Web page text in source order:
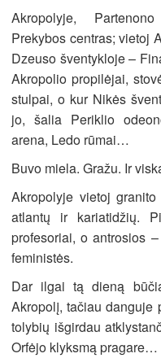
Akropolyje,
Prekybos centras; vietoj
Dzeuso šventykloje –
Akropolio propilėjai,
stulpai, o kur Nikės
jo, šalia Periklio
arena, Ledo rūmai…
Buvo miela. Gražu. Ir
Akropolyje vietoj
atlantų ir kariatidžių.
profesoriai, o antrosios
feministės.
Dar ilgai tą dieną
Akropolį, tačiau danguje
tolybių išgirdau
Orfėjo klyksmą pragare…